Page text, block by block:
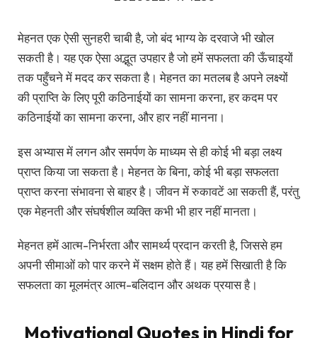
मेहनत एक ऐसी सुनहरी चाबी है, जो बंद भाग्य के दरवाजे भी खोल
सकती है। यह एक ऐसा अद्भूत उपहार है जो हमें सफलता की ऊँचाइयों
तक पहुँचने में मदद कर सकता है। मेहनत का मतलब है अपने लक्ष्यों
की प्राप्ति के लिए पूरी कठिनाईयों का सामना करना, हर कदम पर
कठिनाईयों का सामना करना, और हार नहीं मानना।
इस अभ्यास में लगन और समर्पण के माध्यम से ही कोई भी बड़ा लक्ष्य
प्राप्त किया जा सकता है। मेहनत के बिना, कोई भी बड़ा सफलता
प्राप्त करना संभावना से बाहर है। जीवन में रुकावटें आ सकती हैं, परंतु
एक मेहनती और संघर्षशील व्यक्ति कभी भी हार नहीं मानता।
मेहनत हमें आत्म-निर्भरता और सामर्थ्य प्रदान करती है, जिससे हम
अपनी सीमाओं को पार करने में सक्षम होते हैं। यह हमें सिखाती है कि
सफलता का मूलमंत्र आत्म-बलिदान और अथक प्रयास है।
Motivational Quotes in Hindi for